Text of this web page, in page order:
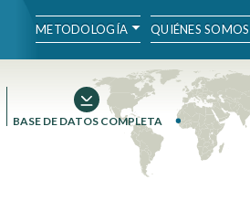
METODOLOGÍA QUIÉNES SOMOS
BASE DE DATOS COMPLETA